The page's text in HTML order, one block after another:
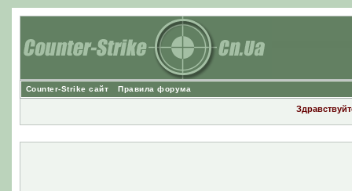
Counter-Strike сайт Правила форума